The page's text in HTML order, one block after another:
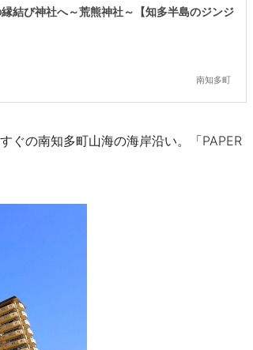
南知多町
結び神社へ～荒熊神社～【知多半島のジンジ
ぐの南知多町山海の海岸沿い。「PAPER